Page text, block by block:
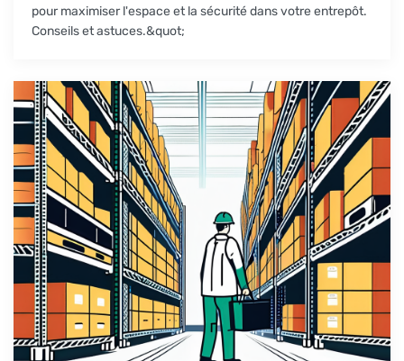
pour maximiser l'espace et la sécurité dans votre entrepôt.
Conseils et astuces.&quot;